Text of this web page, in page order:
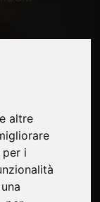
altre
per i